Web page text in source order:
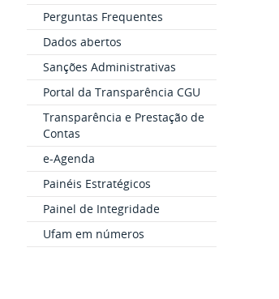
Perguntas Frequentes
Dados abertos
Sanções Administrativas
Portal da Transparência CGU
Transparência e Prestação de
Contas
e-Agenda
Painéis Estratégicos
Painel de Integridade
Ufam em números